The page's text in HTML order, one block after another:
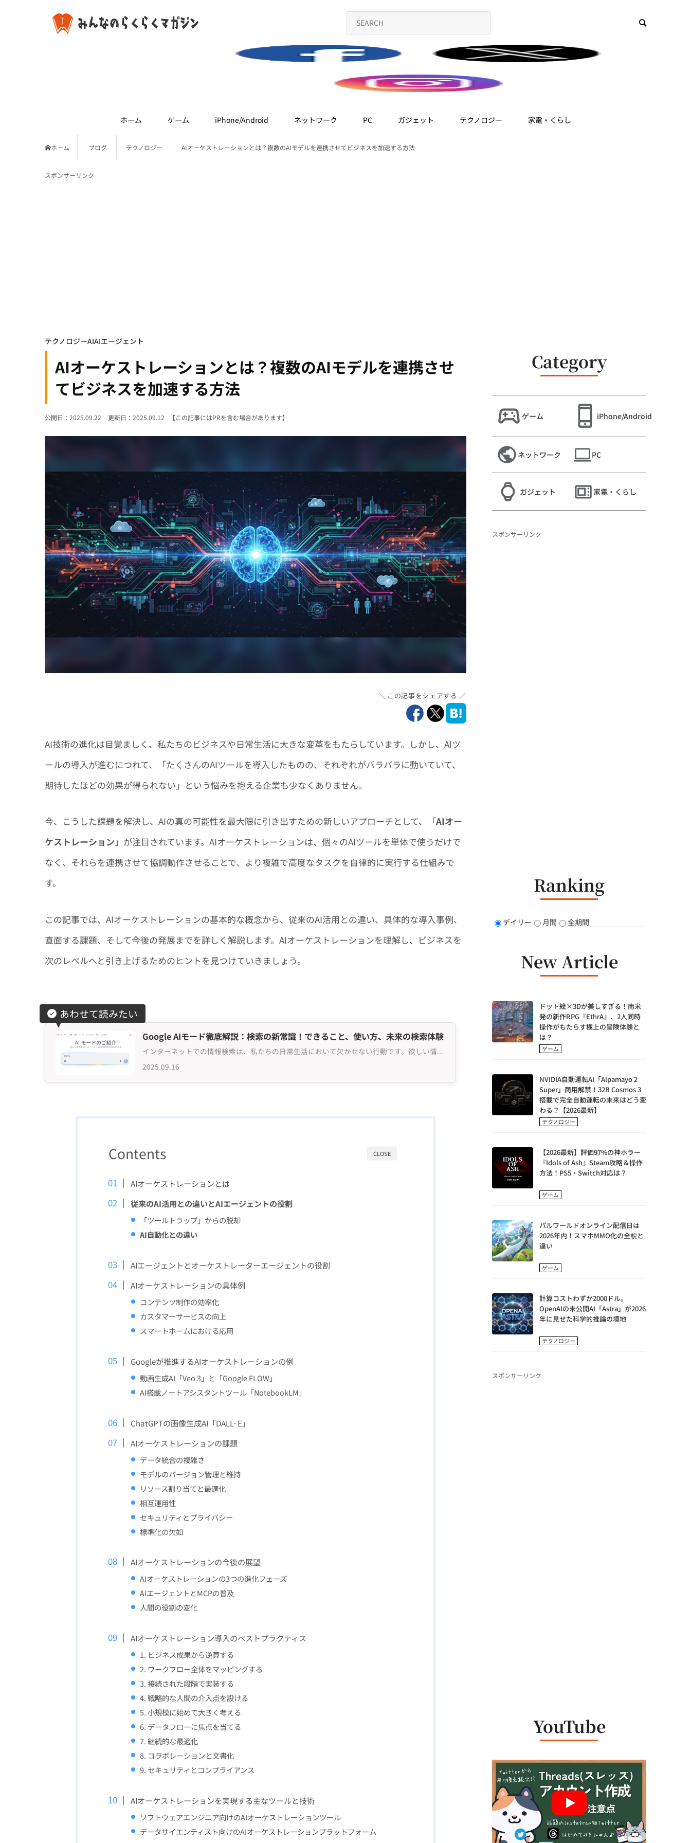
ホーム ゲーム iPhone/Android ネットワーク PC ガジェット テクノロジー 家電・くらし
ホーム ブログ テクノロジー AIオーケストレーションとは？複数のAIモデルを連携させてビジネスを加速する方法
スポンサーリンク
テクノロジーAIAIエージェント
AIオーケストレーションとは？複数のAIモデルを連携させ
てビジネスを加速する方法
公開日：2025.09.22 更新日：2025.09.12 【この記事にはPRを含む場合があります】
この記事をシェアする
AI技術の進化は目覚ましく、私たちのビジネスや日常生活に大きな変革をもたらしています。しかし、AIツ
ールの導入が進むにつれて、「たくさんのAIツールを導入したものの、それぞれがバラバラに動いていて、
期待したほどの効果が得られない」という悩みを抱える企業も少なくありません。
今、こうした課題を解決し、AIの真の可能性を最大限に引き出すための新しいアプローチとして、「AIオー
ケストレーション 」が注目されています。AIオーケストレーションは、個々のAIツールを単体で使うだけで
なく、それらを連携させて協調動作させることで、より複雑で高度なタスクを自律的に実行する仕組みで
す。
この記事では、AIオーケストレーションの基本的な概念から、従来のAI活用との違い、具体的な導入事例、
直面する課題、そして今後の発展までを詳しく解説します。AIオーケストレーションを理解し、ビジネスを
次のレベルへと引き上げるためのヒントを見つけていきましょう。
あわせて読みたい
Google AIモード徹底解説：検索の新常識！できること、使い方、未来の検索体験
インターネットでの情報検索は、私たちの日常生活において欠かせない行動です。欲しい情報を見つけるために...
2025.09.16
CLOSE
Contents
AIオーケストレーションとは
従来のAI活用との違いとAIエージェントの役割
「ツールトラップ」からの脱却
AI自動化との違い
AIエージェントとオーケストレーターエージェントの役割
AIオーケストレーションの具体例
コンテンツ制作の効率化
カスタマーサービスの向上
スマートホームにおける応用
Googleが推進するAIオーケストレーションの例
動画生成AI「Veo 3」と「Google FLOW」
AI搭載ノートアシスタントツール「NotebookLM」
ChatGPTの画像生成AI「DALL·E」
AIオーケストレーションの課題
データ統合の複雑さ
モデルのバージョン管理と維持
リソース割り当てと最適化
相互運用性
セキュリティとプライバシー
標準化の欠如
AIオーケストレーションの今後の展望
AIオーケストレーションの3つの進化フェーズ
AIエージェントとMCPの普及
人間の役割の変化
AIオーケストレーション導入のベストプラクティス
1. ビジネス成果から逆算する
2. ワークフロー全体をマッピングする
3. 接続された段階で実装する
4. 戦略的な人間の介入点を設ける
5. 小規模に始めて大きく考える
6. データフローに焦点を当てる
7. 継続的な最適化
8. コラボレーションと文書化
9. セキュリティとコンプライアンス
AIオーケストレーションを実現する主なツールと技術
ソフトウェアエンジニア向けのAIオーケストレーションツール
データサイエンティスト向けのAIオーケストレーションプラットフォーム
Category
ゲーム iPhone/Android
ネットワーク PC
ガジェット 家電・くらし
スポンサーリンク
Ranking
デイリー 月間 全期間
New Article
ドット絵×3Dが美しすぎる！南米
発の新作RPG『EthrA』、2人同時
操作がもたらす極上の冒険体験と
は？
ゲーム
NVIDIA自動運転AI「Alpamayo 2
Super」商用解禁！32B Cosmos 3
搭載で完全自動運転の未来はどう変
わる？【2026最新】
テクノロジー
【2026最新】評価97%の神ホラー
『Idols of Ash』Steam攻略＆操作
方法！PS5・Switch対応は？
ゲーム
パルワールドオンライン配信日は
2026年内！スマホMMO化の全貌と
違い
ゲーム
計算コストわずか2000ドル。
OpenAIの未公開AI「Astra」が2026
年に見せた科学的推論の境地
テクノロジー
スポンサーリンク
YouTube